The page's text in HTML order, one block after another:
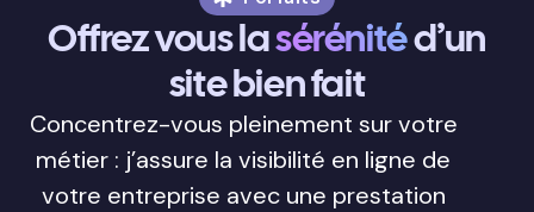
Offrez vous lasérénitéd’un
site bien fait
Concentrez-vous pleinement sur votre
métier : j’assure la visibilité en ligne de
votre entreprise avec une prestation